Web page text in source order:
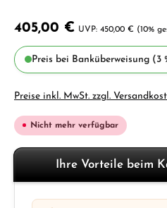
405,00 € 450,00 € (10%
Preis bei Banküberweisung (3
Preise inkl. MwSt. zzgl.
Nicht mehr verfügbar
Ihre Vorteile beim